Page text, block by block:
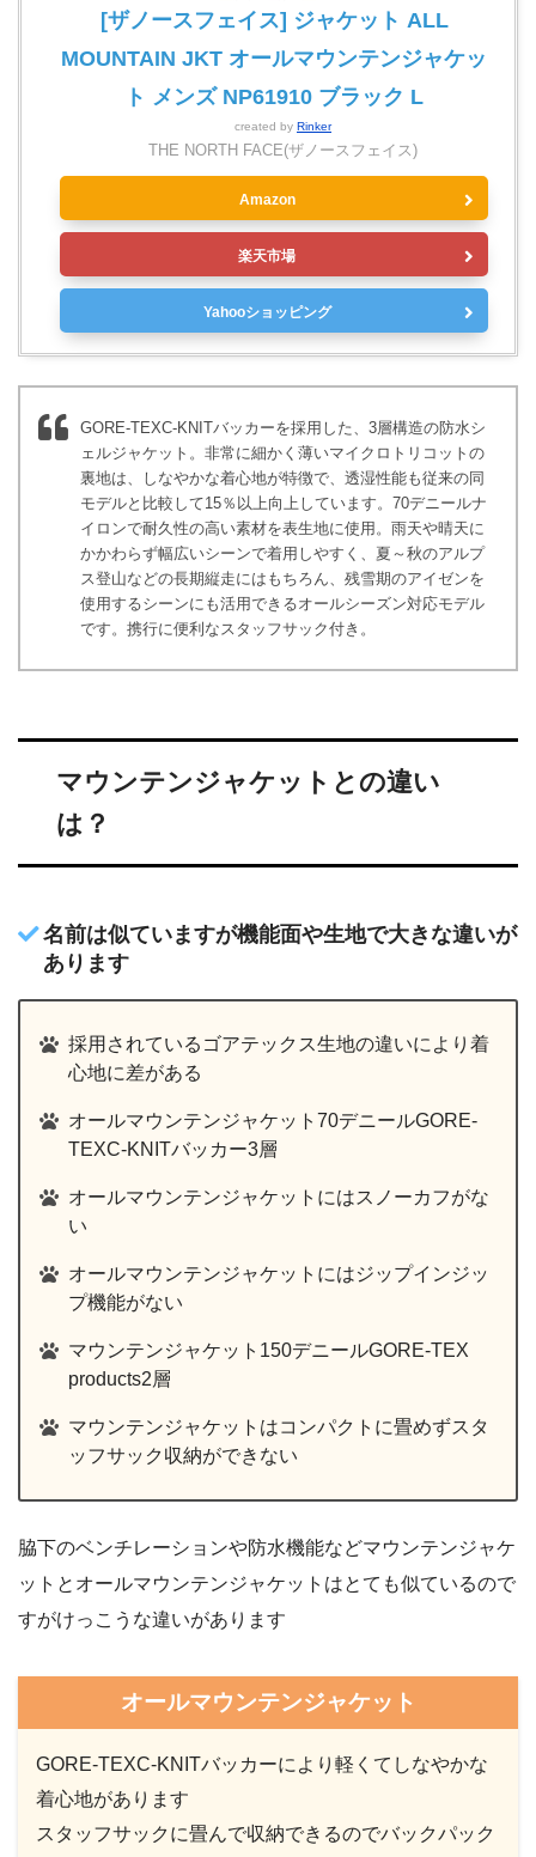
[ザノースフェイス] ジャケット ALL
MOUNTAIN JKT オールマウンテンジャケッ
ト メンズ NP61910 ブラック L
created by Rinker
THE NORTH FACE(ザノースフェイス)
Amazon
楽天市場
Yahooショッピング
GORE-TEXC-KNITバッカーを採用した、3層構造の防水シ
ェルジャケット。非常に細かく薄いマイクロトリコットの
裏地は、しなやかな着心地が特徴で、透湿性能も従来の同
モデルと比較して15％以上向上しています。70デニールナ
イロンで耐久性の高い素材を表生地に使用。雨天や晴天に
かかわらず幅広いシーンで着用しやすく、夏～秋のアルプ
ス登山などの長期縦走にはもちろん、残雪期のアイゼンを
使用するシーンにも活用できるオールシーズン対応モデル
です。携行に便利なスタッフサック付き。
マウンテンジャケットとの違い
は？
名前は似ていますが機能面や生地で大きな違いが
あります
採用されているゴアテックス生地の違いにより着
心地に差がある
オールマウンテンジャケット70デニールGORE-
TEXC-KNITバッカー3層
オールマウンテンジャケットにはスノーカフがな
い
オールマウンテンジャケットにはジップインジッ
プ機能がない
マウンテンジャケット150デニールGORE-TEX
products2層
マウンテンジャケットはコンパクトに畳めずスタ
ッフサック収納ができない
脇下のベンチレーションや防水機能などマウンテンジャケ
ットとオールマウンテンジャケットはとても似ているので
すがけっこうな違いがあります
オールマウンテンジャケット
GORE-TEXC-KNITバッカーにより軽くてしなやかな
着心地があります
スタッフサックに畳んで収納できるのでバックパック